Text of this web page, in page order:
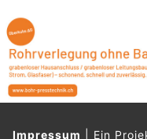
Impressum Ein